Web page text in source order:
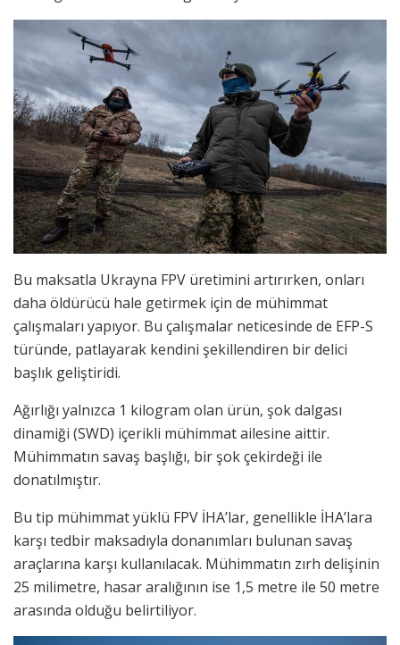
Bu maksatla Ukrayna FPV üretimini artırırken, onları
daha öldürücü hale getirmek için de mühimmat
çalışmaları yapıyor. Bu çalışmalar neticesinde de EFP-S
türünde, patlayarak kendini şekillendiren bir delici
başlık geliştiridi.
Ağırlığı yalnızca 1 kilogram olan ürün, şok dalgası
dinamiği (SWD) içerikli mühimmat ailesine aittir.
Mühimmatın savaş başlığı, bir şok çekirdeği ile
donatılmıştır.
Bu tip mühimmat yüklü FPV İHA’lar, genellikle İHA’lara
karşı tedbir maksadıyla donanımları bulunan savaş
araçlarına karşı kullanılacak. Mühimmatın zırh delişinin
25 milimetre, hasar aralığının ise 1,5 metre ile 50 metre
arasında olduğu belirtiliyor.